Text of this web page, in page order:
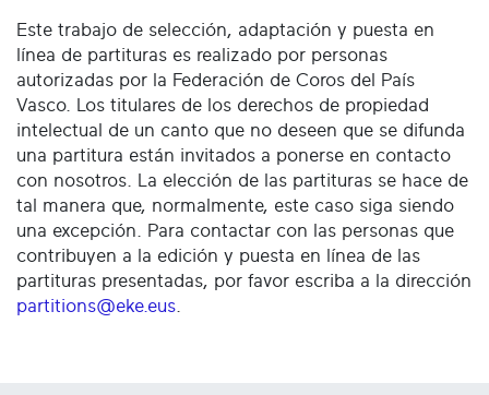
Este trabajo de selección, adaptación y puesta en
línea de partituras es realizado por personas
autorizadas por la Federación de Coros del País
Vasco. Los titulares de los derechos de propiedad
intelectual de un canto que no deseen que se difunda
una partitura están invitados a ponerse en contacto
con nosotros. La elección de las partituras se hace de
tal manera que, normalmente, este caso siga siendo
una excepción. Para contactar con las personas que
contribuyen a la edición y puesta en línea de las
partituras presentadas, por favor escriba a la dirección
partitions@eke.eus